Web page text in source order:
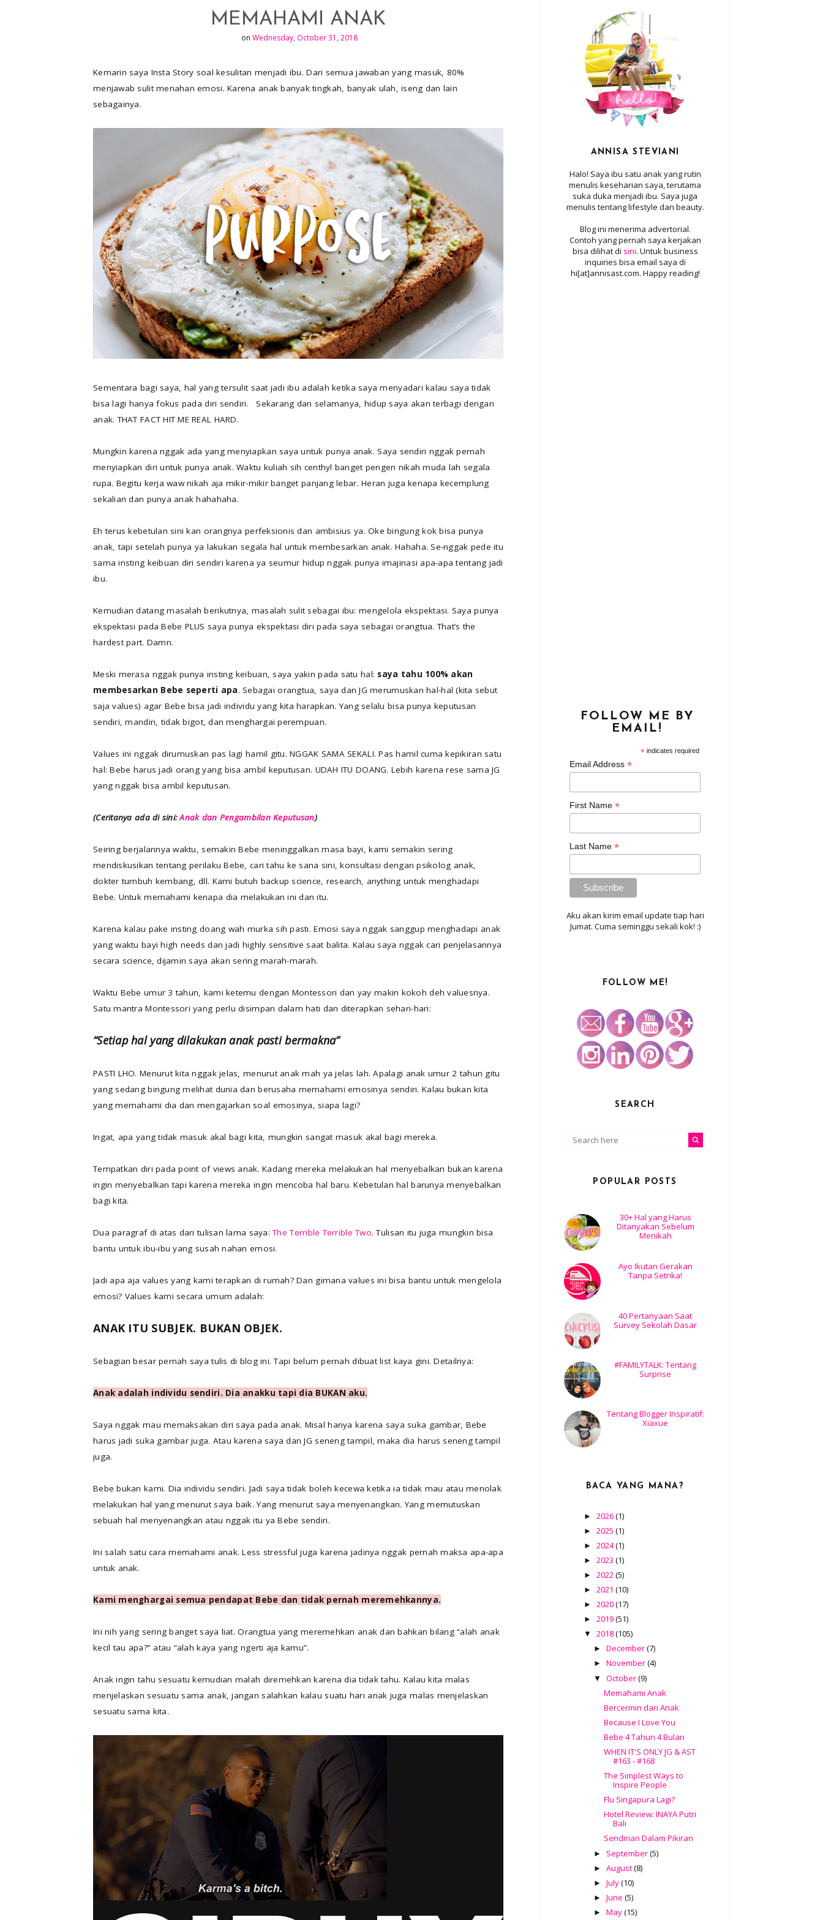
MEMAHAMI ANAK
on Wednesday, October 31, 2018
Kemarin saya Insta Story soal kesulitan menjadi ibu. Dari semua jawaban yang masuk, 80%
menjawab sulit menahan emosi. Karena anak banyak tingkah, banyak ulah, iseng dan lain
sebagainya.
Sementara bagi saya, hal yang tersulit saat jadi ibu adalah ketika saya menyadari kalau saya tidak
bisa lagi hanya fokus pada diri sendiri. Sekarang dan selamanya, hidup saya akan terbagi dengan
anak. THAT FACT HIT ME REAL HARD.
Mungkin karena nggak ada yang menyiapkan saya untuk punya anak. Saya sendiri nggak pernah
menyiapkan diri untuk punya anak. Waktu kuliah sih centhyl banget pengen nikah muda lah segala
rupa. Begitu kerja waw nikah aja mikir-mikir banget panjang lebar. Heran juga kenapa kecemplung
sekalian dan punya anak hahahaha.
Eh terus kebetulan sini kan orangnya perfeksionis dan ambisius ya. Oke bingung kok bisa punya
anak, tapi setelah punya ya lakukan segala hal untuk membesarkan anak. Hahaha. Se-nggak pede itu
sama insting keibuan diri sendiri karena ya seumur hidup nggak punya imajinasi apa-apa tentang jadi
ibu.
Kemudian datang masalah berikutnya, masalah sulit sebagai ibu: mengelola ekspektasi. Saya punya
ekspektasi pada Bebe PLUS saya punya ekspektasi diri pada saya sebagai orangtua. That’s the
hardest part. Damn.
Meski merasa nggak punya insting keibuan, saya yakin pada satu hal: saya tahu 100% akan
membesarkan Bebe seperti apa. Sebagai orangtua, saya dan JG merumuskan hal-hal (kita sebut
saja values) agar Bebe bisa jadi individu yang kita harapkan. Yang selalu bisa punya keputusan
sendiri, mandiri, tidak bigot, dan menghargai perempuan.
Values ini nggak dirumuskan pas lagi hamil gitu. NGGAK SAMA SEKALI. Pas hamil cuma kepikiran satu
hal: Bebe harus jadi orang yang bisa ambil keputusan. UDAH ITU DOANG. Lebih karena rese sama JG
yang nggak bisa ambil keputusan.
(Ceritanya ada di sini:Anak dan Pengambilan Keputusan)
Seiring berjalannya waktu, semakin Bebe meninggalkan masa bayi, kami semakin sering
mendiskusikan tentang perilaku Bebe, cari tahu ke sana sini, konsultasi dengan psikolog anak,
dokter tumbuh kembang, dll. Kami butuh backup science, research, anything untuk menghadapi
Bebe. Untuk memahami kenapa dia melakukan ini dan itu.
Karena kalau pake insting doang wah murka sih pasti. Emosi saya nggak sanggup menghadapi anak
yang waktu bayi high needs dan jadi highly sensitive saat balita. Kalau saya nggak cari penjelasannya
secara science, dijamin saya akan sering marah-marah.
Waktu Bebe umur 3 tahun, kami ketemu dengan Montessori dan yay makin kokoh deh valuesnya.
Satu mantra Montessori yang perlu disimpan dalam hati dan diterapkan sehari-hari:
“Setiap hal yang dilakukan anak pasti bermakna”
PASTI LHO. Menurut kita nggak jelas, menurut anak mah ya jelas lah. Apalagi anak umur 2 tahun gitu
yang sedang bingung melihat dunia dan berusaha memahami emosinya sendiri. Kalau bukan kita
yang memahami dia dan mengajarkan soal emosinya, siapa lagi?
Ingat, apa yang tidak masuk akal bagi kita, mungkin sangat masuk akal bagi mereka.
Tempatkan diri pada point of views anak. Kadang mereka melakukan hal menyebalkan bukan karena
ingin menyebalkan tapi karena mereka ingin mencoba hal baru. Kebetulan hal barunya menyebalkan
bagi kita.
Dua paragraf di atas dari tulisan lama saya:The Terrible Terrible Two. Tulisan itu juga mungkin bisa
bantu untuk ibu-ibu yang susah nahan emosi.
Jadi apa aja values yang kami terapkan di rumah? Dan gimana values ini bisa bantu untuk mengelola
emosi? Values kami secara umum adalah:
ANAK ITU SUBJEK. BUKAN OBJEK.
Sebagian besar pernah saya tulis di blog ini. Tapi belum pernah dibuat list kaya gini. Detailnya:
Anak adalah individu sendiri. Dia anakku tapi dia BUKAN aku.
Saya nggak mau memaksakan diri saya pada anak. Misal hanya karena saya suka gambar, Bebe
harus jadi suka gambar juga. Atau karena saya dan JG seneng tampil, maka dia harus seneng tampil
juga.
Bebe bukan kami. Dia individu sendiri. Jadi saya tidak boleh kecewa ketika ia tidak mau atau menolak
melakukan hal yang menurut saya baik. Yang menurut saya menyenangkan. Yang memutuskan
sebuah hal menyenangkan atau nggak itu ya Bebe sendiri.
Ini salah satu cara memahami anak. Less stressful juga karena jadinya nggak pernah maksa apa-apa
untuk anak.
Kami menghargai semua pendapat Bebe dan tidak pernah meremehkannya.
Ini nih yang sering banget saya liat. Orangtua yang meremehkan anak dan bahkan bilang “alah anak
kecil tau apa?” atau “alah kaya yang ngerti aja kamu”.
Anak ingin tahu sesuatu kemudian malah diremehkan karena dia tidak tahu. Kalau kita malas
menjelaskan sesuatu sama anak, jangan salahkan kalau suatu hari anak juga malas menjelaskan
sesuatu sama kita.
ANNISA STEVIANI
Halo! Saya ibu satu anak yang rutin
menulis keseharian saya, terutama
suka duka menjadi ibu. Saya juga
menulis tentang lifestyle dan beauty.
Blog ini menerima advertorial.
Contoh yang pernah saya kerjakan
bisa dilihat di sini. Untuk business
inquiries bisa email saya di
hi[at]annisast.com. Happy reading!
FOLLOW ME BY
EMAIL!
* indicates required
Email Address *
First Name *
Last Name *
Aku akan kirim email update tiap hari
Jumat. Cuma seminggu sekali kok! :)
FOLLOW ME!
SEARCH
POPULAR POSTS
30+ Hal yang Harus
Ditanyakan Sebelum
Menikah
Ayo Ikutan Gerakan
Tanpa Setrika!
40 Pertanyaan Saat
Survey Sekolah Dasar
#FAMILYTALK: Tentang
Surprise
Tentang Blogger Inspiratif:
Xiaxue
BACA YANG MANA?
►2026(1)
►2025(1)
►2024(1)
►2023(1)
►2022(5)
►2021(10)
►2020(17)
►2019(51)
▼2018(105)
► December(7)
► November(4)
▼ October(9)
Memahami Anak
Bercermin dari Anak
Because I Love You
Bebe 4 Tahun 4 Bulan
WHEN IT'S ONLY JG & AST
#163 - #168
The Simplest Ways to
Inspire People
Flu Singapura Lagi?
Hotel Review: INAYA Putri
Bali
Sendirian Dalam Pikiran
► September(5)
► August(8)
► July(10)
► June (5)
► May(15)